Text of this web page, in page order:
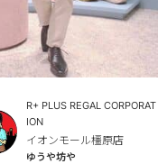
R+ PLUS REGAL CORPORAT
ION
イオンモール橿原店
ゆうや坊や